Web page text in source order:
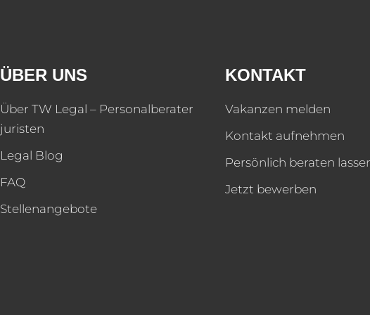
ÜBER UNS
Über TW Legal – Personalberater
juristen
Legal Blog
FAQ
Stellenangebote
KONTAKT
Vakanzen melden
Kontakt aufnehmen
Persönlich beraten
Jetzt bewerben